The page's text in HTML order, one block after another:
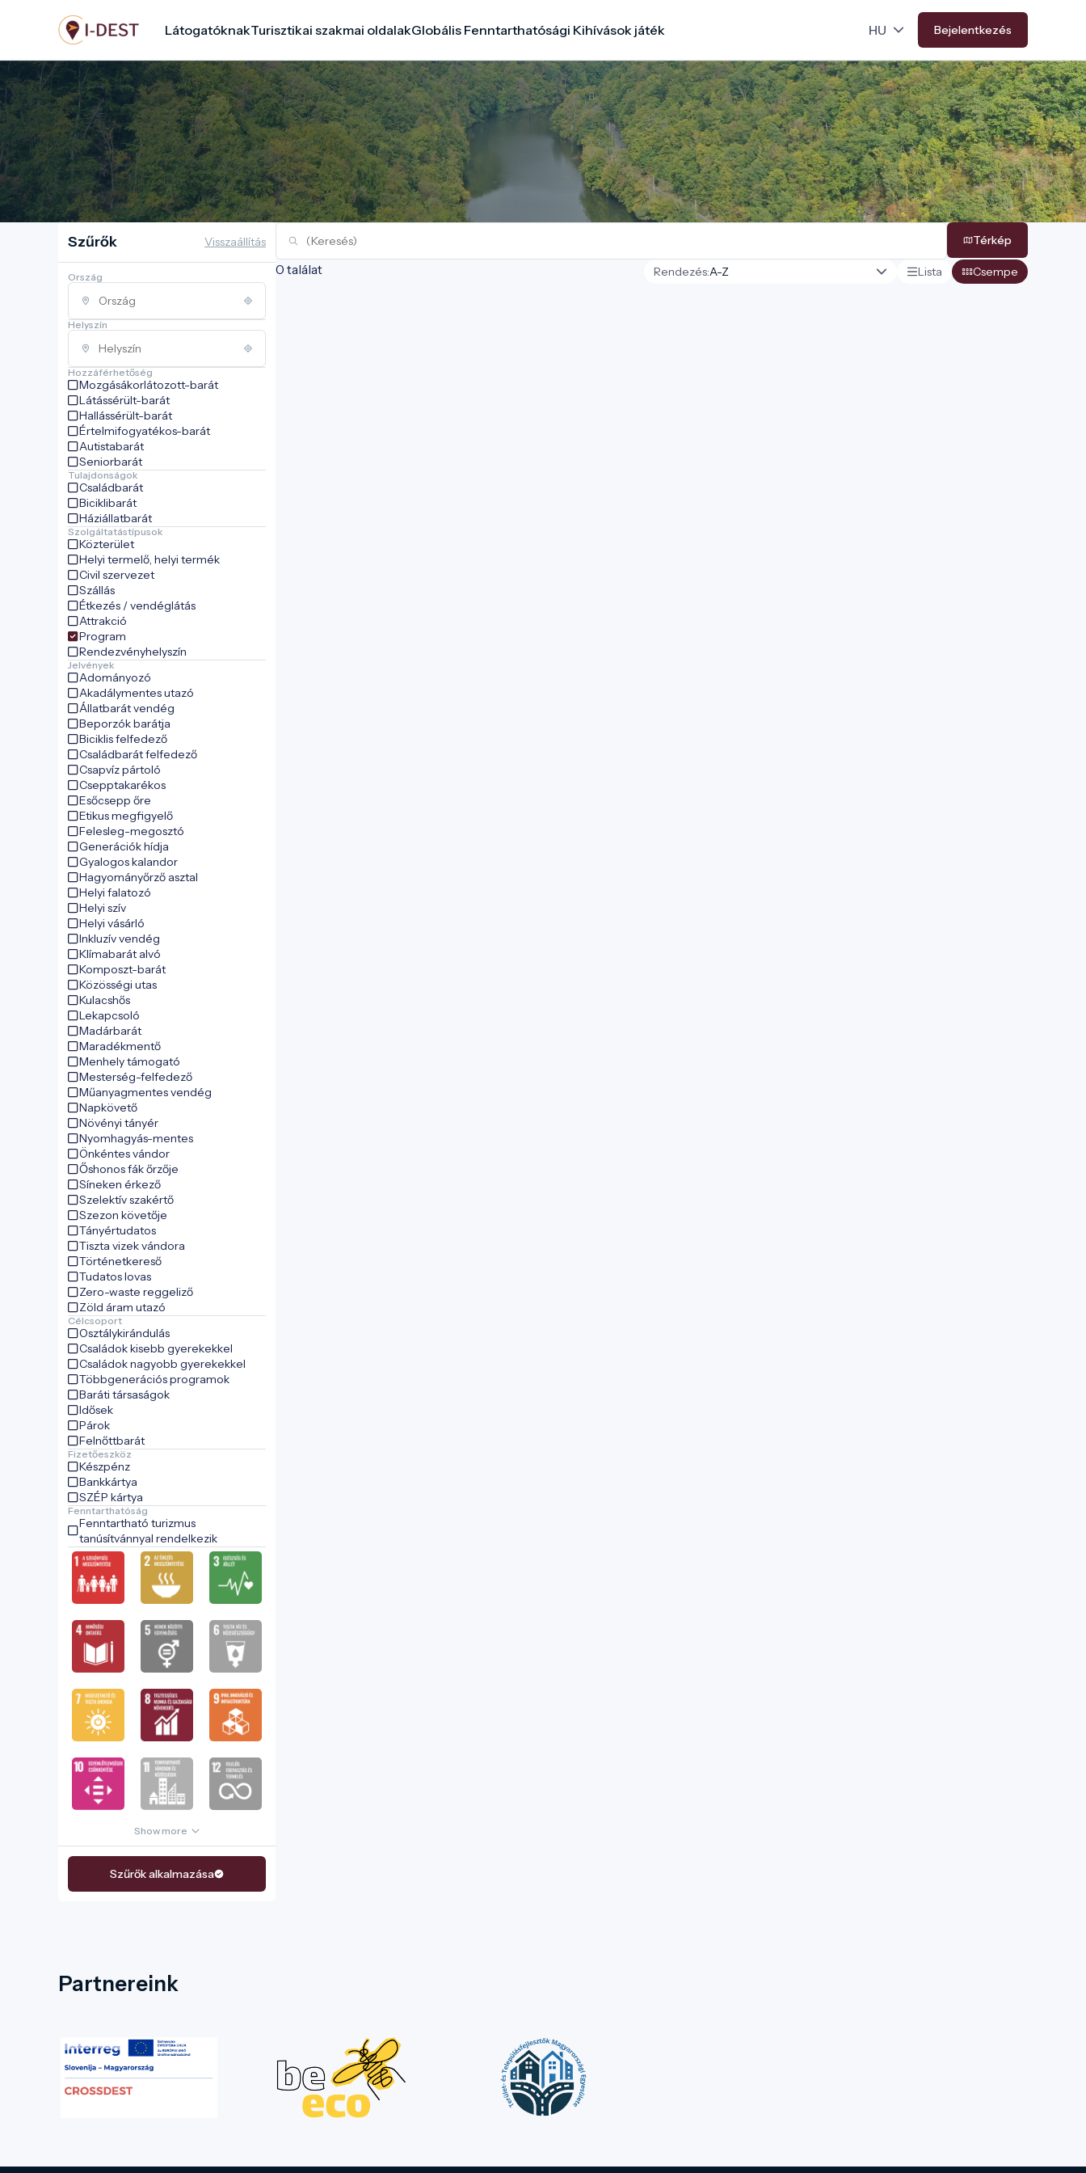
tartalomra
LátogatóknakTurisztikai szakmai oldalakGlobális Fenntarthatósági Kihívások játék Bejelentkezés
Szűrők Visszaállítás
Ország
Helyszín
Hozzáférhetőség
Mozgásákorlátozott-barát
Látássérült-barát
Hallássérült-barát
Értelmifogyatékos-barát
Autistabarát
Seniorbarát
Tulajdonságok
Családbarát
Biciklibarát
Háziállatbarát
Szolgáltatástípusok
Közterület
Helyi termelő, helyi termék
Civil szervezet
Szállás
Étkezés / vendéglátás
Attrakció
Program
Rendezvényhelyszín
Jelvények
Adományozó
Akadálymentes utazó
Állatbarát vendég
Beporzók barátja
Biciklis felfedező
Családbarát felfedező
Csapvíz pártoló
Csepptakarékos
Esőcsepp őre
Etikus megfigyelő
Felesleg-megosztó
Generációk hídja
Gyalogos kalandor
Hagyományőrző asztal
Helyi falatozó
Helyi szív
Helyi vásárló
Inkluzív vendég
Klímabarát alvó
Komposzt-barát
Közösségi utas
Kulacshős
Lekapcsoló
Madárbarát
Maradékmentő
Menhely támogató
Mesterség-felfedező
Műanyagmentes vendég
Napkövető
Növényi tányér
Nyomhagyás-mentes
Önkéntes vándor
Őshonos fák őrzője
Síneken érkező
Szelektív szakértő
Szezon követője
Tányértudatos
Tiszta vizek vándora
Történetkereső
Tudatos lovas
Zero-waste reggeliző
Zöld áram utazó
Célcsoport
Osztálykirándulás
Családok kisebb gyerekekkel
Családok nagyobb gyerekekkel
Többgenerációs programok
Baráti társaságok
Idősek
Párok
Felnőttbarát
Fizetőeszköz
Készpénz
Bankkártya
SZÉP kártya
Fenntarthatóság
Fenntartható turizmus
tanúsítvánnyal rendelkezik
Show more
Szűrők alkalmazása
Térkép
0 találat Rendezés: Lista Csempe
Partnereink